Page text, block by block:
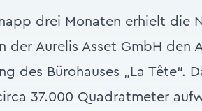
drei Monaten erhielt die
der Aurelis Asset GmbH den
des Bürohauses „La Tête“.
37.000 Quadratmeter